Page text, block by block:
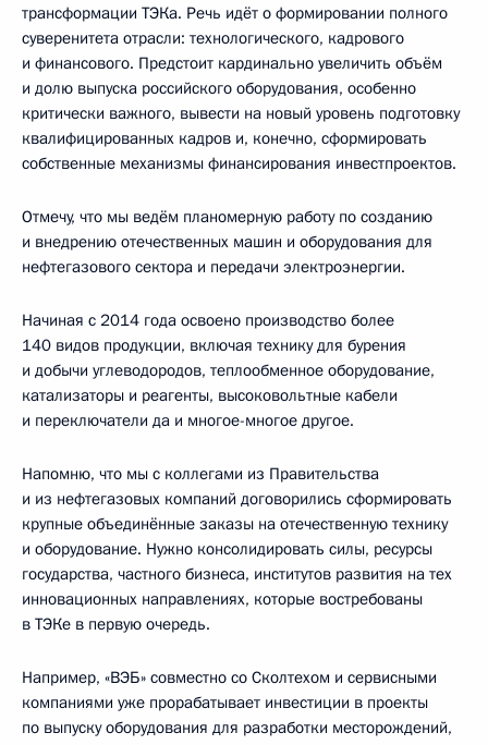
трансформации ТЭКа. Речь идёт о формировании полного
суверенитета отрасли: технологического, кадрового
и финансового. Предстоит кардинально увеличить объём
и долю выпуска российского оборудования, особенно
критически важного, вывести на новый уровень подготовку
квалифицированных кадров и, конечно, сформировать
собственные механизмы финансирования инвестпроектов.
Отмечу, что мы ведём планомерную работу по созданию
и внедрению отечественных машин и оборудования для
нефтегазового сектора и передачи электроэнергии.
Начиная с 2014 года освоено производство более
140 видов продукции, включая технику для бурения
и добычи углеводородов, теплообменное оборудование,
катализаторы и реагенты, высоковольтные кабели
и переключатели да и многое-многое другое.
Напомню, что мы с коллегами из Правительства
и из нефтегазовых компаний договорились сформировать
крупные объединённые заказы на отечественную технику
и оборудование. Нужно консолидировать силы, ресурсы
государства, частного бизнеса, институтов развития на тех
инновационных направлениях, которые востребованы
в ТЭКе в первую очередь.
Например, «ВЭБ» совместно со Сколтехом и сервисными
компаниями уже прорабатывает инвестиции в проекты
по выпуску оборудования для разработки месторождений,